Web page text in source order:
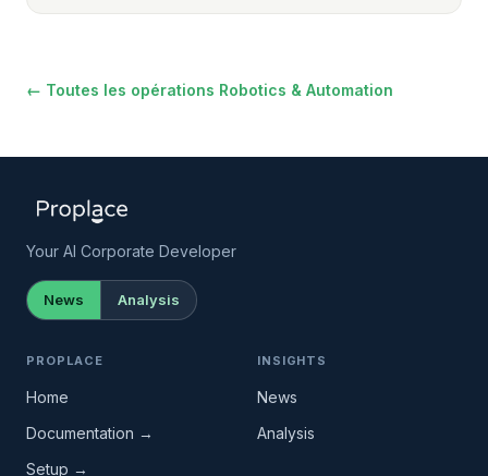
← Toutes les opérations Robotics & Automation
Your AI Corporate Developer
News Analysis
PROPLACE
Home
Documentation →
Setup →
INSIGHTS
News
Analysis